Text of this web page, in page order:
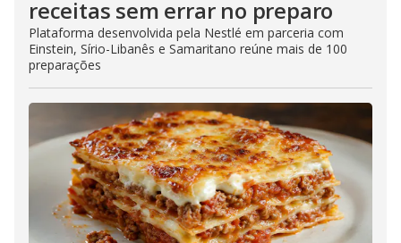
receitas sem errar no preparo
Plataforma desenvolvida pela Nestlé em parceria com
Einstein, Sírio-Libanês e Samaritano reúne mais de 100
preparações